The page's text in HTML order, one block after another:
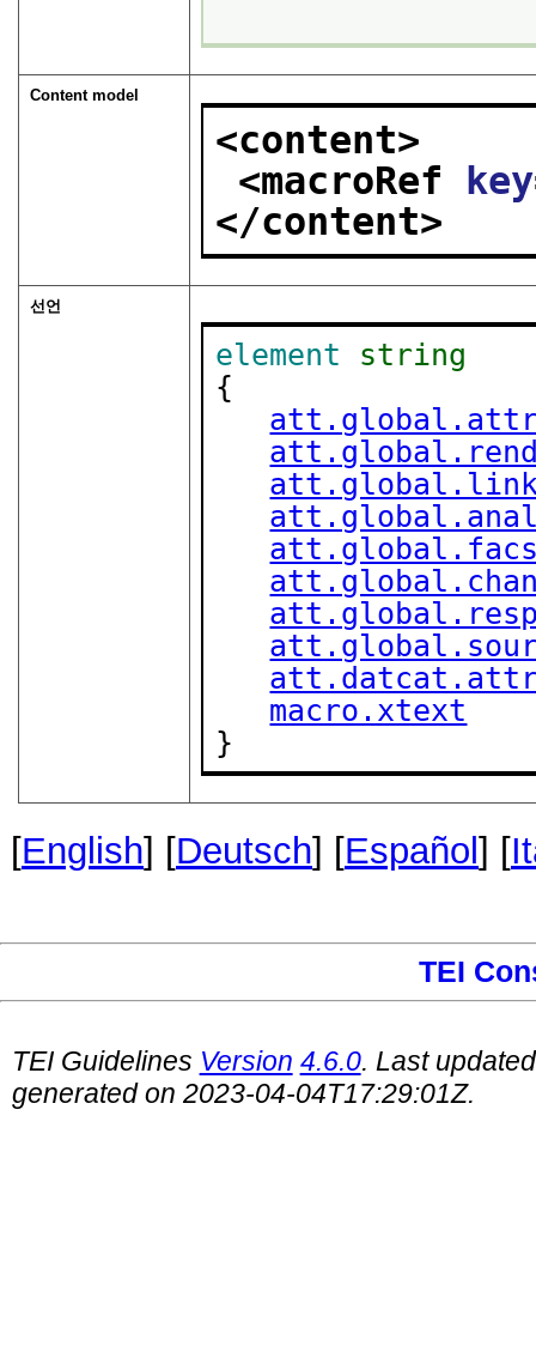
Content model
<content>
<macroRef key
</content>
선언
element
string
{
macro.xtext
}
[English] [Deutsch] [Español ] [
TEI
TEI Guidelines Version 4.6.0. Last
generated on 2023-04-04T17:29:01Z.